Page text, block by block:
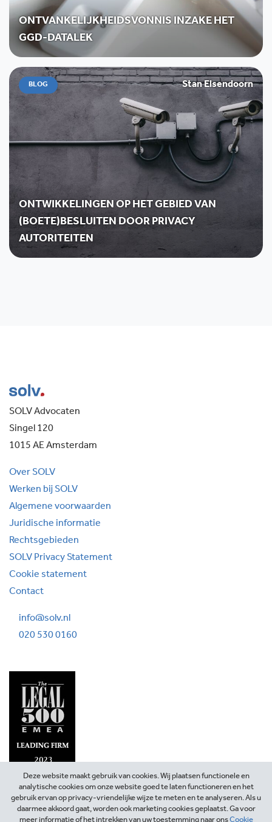
ONTVANKELIJKHEIDSVONNIS INZAKE HET
GGD-DATALEK
BLOG Stan Elsendoorn
ONTWIKKELINGEN OP HET GEBIED VAN
(BOETE)BESLUITEN DOOR PRIVACY
AUTORITEITEN
SOLV Advocaten
Singel 120
1015 AE Amsterdam
Over SOLV
Werken bij SOLV
Algemene voorwaarden
Juridische informatie
Rechtsgebieden
SOLV Privacy Statement
Cookie statement
Contact
info@solv.nl
020 530 0160
Deze website maakt gebruik van cookies. Wij plaatsen functionele en
analytische cookies om onze website goed te laten functioneren en het
gebruik ervan op privacy-vriendelijke wijze te meten en te analyseren. Als u
daarmee akkoord gaat, worden ook marketing cookies geplaatst. Ga voor